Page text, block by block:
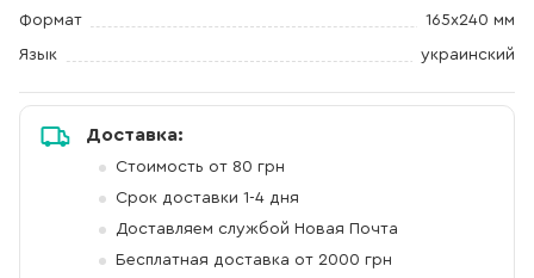
Формат 165х240 мм
Язык украинский
Доставка:
Стоимость от 80 грн
Срок доставки 1-4 дня
Доставляем службой Новая Почта
Бесплатная доставка от 2000 грн